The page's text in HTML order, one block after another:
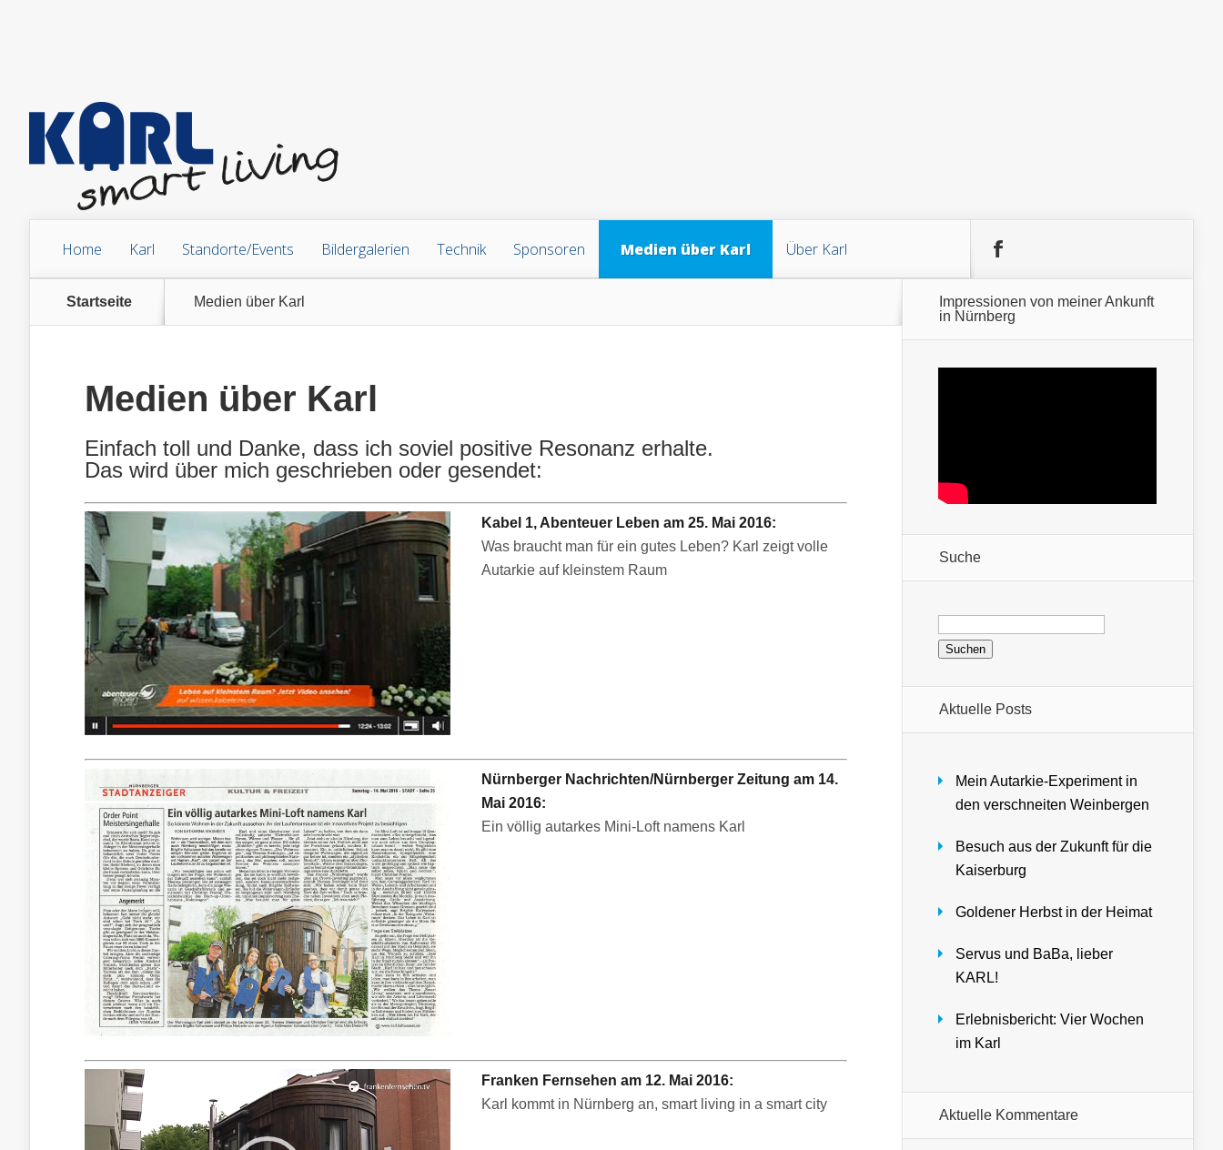
Home Karl Standorte/Events Bildergalerien Technik Sponsoren Medien über Karl Über Karl
Startseite Medien über Karl
Medien über Karl
Einfach toll und Danke, dass ich soviel positive Resonanz erhalte.
Das wird über mich geschrieben oder gesendet:
Kabel 1, Abenteuer Leben am 25. Mai 2016:
Was braucht man für ein gutes Leben? Karl zeigt volle
Autarkie auf kleinstem Raum
Nürnberger Nachrichten/Nürnberger Zeitung am 14.
Mai 2016:
Ein völlig autarkes Mini-Loft namens Karl
Video-
Player
Franken Fernsehen am 12. Mai 2016:
Karl kommt in Nürnberg an, smart living in a smart city
Impressionen von meiner Ankunft
in Nürnberg
Suche
Suchen
Aktuelle Posts
Mein Autarkie-Experiment in
den verschneiten Weinbergen
Besuch aus der Zukunft für die
Kaiserburg
Goldener Herbst in der Heimat
Servus und BaBa, lieber
KARL!
Erlebnisbericht: Vier Wochen
im Karl
Aktuelle Kommentare